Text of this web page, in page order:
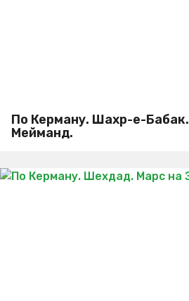
По Керману. Шахр-е-
Мейманд.